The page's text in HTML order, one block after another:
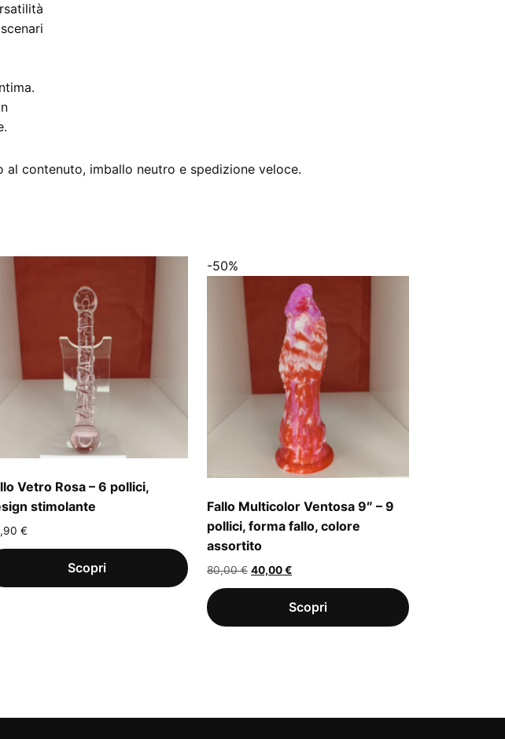
contenuto, imballo neutro e spedizione veloce.
Vetro Rosa – 6 pollici,
stimolante
€
-50%
Fallo Multicolor Ventosa 9″ – 9
pollici, forma fallo, colore
assortito
80,00€ Il
prezzo
originale
40,00€Il
prezzo
attuale